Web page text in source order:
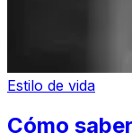
Estilo de vida
Cómo